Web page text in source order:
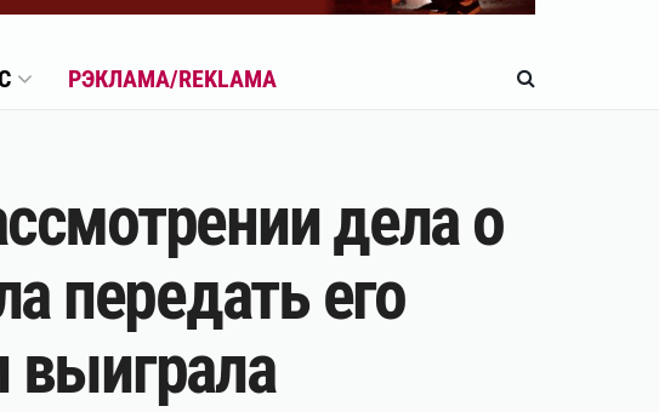
РЭКЛАМА/REKLAMA
дела о
передать его